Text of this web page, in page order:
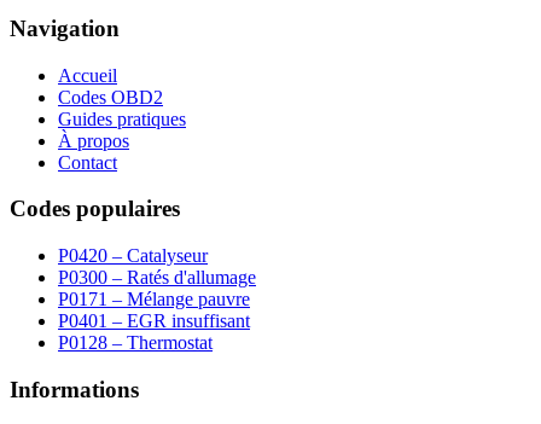
Navigation
Accueil
Codes OBD2
Guides pratiques
À propos
Contact
Codes populaires
P0420 – Catalyseur
P0300 – Ratés d'allumage
P0171 – Mélange pauvre
P0401 – EGR insuffisant
P0128 – Thermostat
Informations